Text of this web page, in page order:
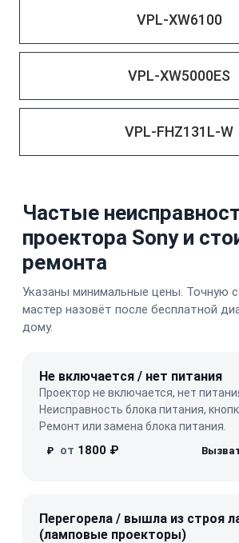
VPL-XW6100
VPL-XW5000ES
VPL-FHZ131L-W
Частые
проектора Sony и
ремонта
Указаны минимальные цены. Точную
мастер назовёт после бесплатной
дому.
Не включается / нет питания
Проектор не включается, нет
Неисправность блока питания,
Ремонт или замена блока питания.
₽ от 1800 ₽
Перегорела / вышла из строя
(ламповые проекторы)